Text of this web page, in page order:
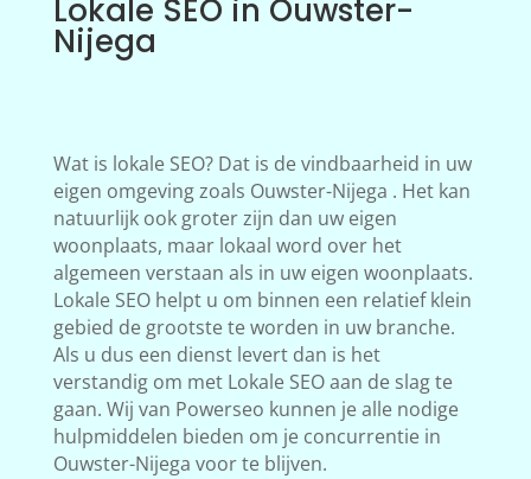
Lokale SEO in Ouwster-
Nijega
Wat is lokale SEO? Dat is de vindbaarheid in uw
eigen omgeving zoals Ouwster-Nijega . Het kan
natuurlijk ook groter zijn dan uw eigen
woonplaats, maar lokaal word over het
algemeen verstaan als in uw eigen woonplaats.
Lokale SEO helpt u om binnen een relatief klein
gebied de grootste te worden in uw branche.
Als u dus een dienst levert dan is het
verstandig om met Lokale SEO aan de slag te
gaan. Wij van Powerseo kunnen je alle nodige
hulpmiddelen bieden om je concurrentie in
Ouwster-Nijega voor te blijven.